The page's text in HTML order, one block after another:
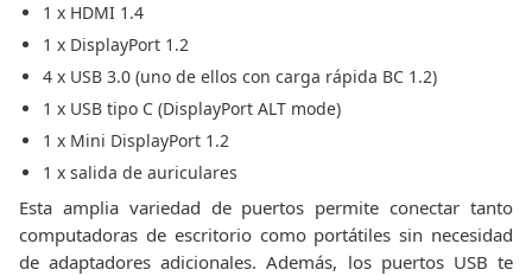
1 x HDMI 1.4
1 x DisplayPort 1.2
4 x USB 3.0 (uno de ellos con carga rápida BC 1.2)
1 x USB tipo C (DisplayPort ALT mode)
1 x Mini DisplayPort 1.2
1 x salida de auriculares
Esta amplia variedad de puertos permite conectar tanto
computadoras de escritorio como portátiles sin necesidad
de adaptadores adicionales. Además, los puertos USB te